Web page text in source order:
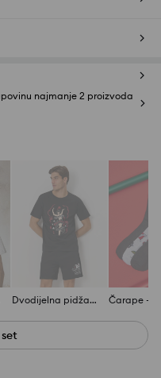
najmanje 2 proizvoda
Dvodijelna pidžama Čarape - 3